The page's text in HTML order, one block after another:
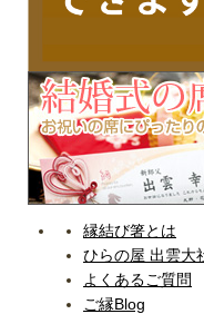
縁結び箸とは
ひらの屋 出雲大
よくあるご質問
ご縁Blog